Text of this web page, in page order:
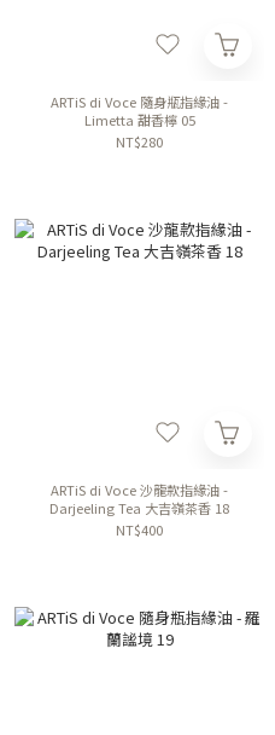
ARTiS di Voce 隨身瓶指緣油 -
Limetta 甜香檸 05
NT$280
ARTiS di Voce 沙龍款指緣油 -
Darjeeling Tea 大吉嶺茶香 18
NT$400